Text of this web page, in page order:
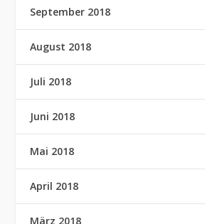
September 2018
August 2018
Juli 2018
Juni 2018
Mai 2018
April 2018
März 2018